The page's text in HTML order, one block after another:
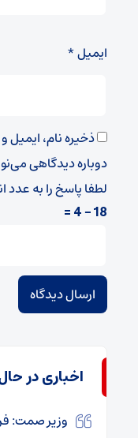
ایمیل*
ذخیره نام، ایمیل
دوباره دیدگاهی
لطفا پاسخ را به عدد
18 − 4 =
اخباری در
وزیر صمت: